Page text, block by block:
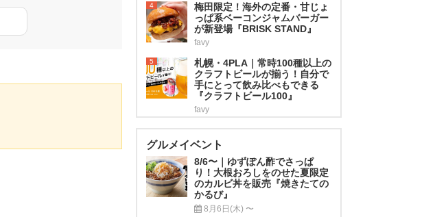
4
梅田限定！海外の定番・甘じょ
っぱ系ベーコンジャムバーガー
が新登場『BRISK STAND』
favy
5
札幌・4PLA｜常時100種以上の
クラフトビールが揃う！自分で
手にとって飲み比べもできる
『クラフトビール100』
favy
グルメイベント
8/6〜｜ゆずぽん酢でさっぱ
り！大根おろしをのせた夏限定
のカルビ丼を販売『焼きたての
かるび』
8月6日(木) 〜